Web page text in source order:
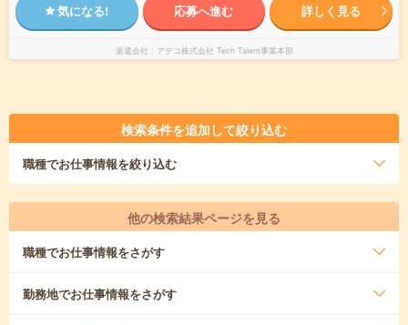
気になる! 応募へ進む 詳しく見る
派遣会社 アデコ株式会社 Tech Talent事業本部
検索条件を追加して絞り込む
職種でお仕事情報を絞り込む
他の検索結果ページを見る
職種でお仕事情報をさがす
勤務地でお仕事情報をさがす